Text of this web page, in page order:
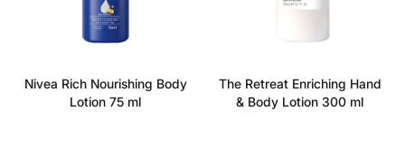
Nivea Rich Nourishing Body
Lotion 75 ml
The Retreat Enriching Hand
& Body Lotion 300 ml